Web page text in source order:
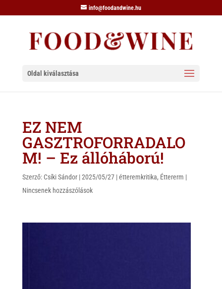
info@foodandwine.hu
Oldal kiválasztása
EZ NEM
GASZTROFORRADALO
M! – Ez állóháború!
Szerző: Csíki Sándor|2025/05/27|étteremkritika, Éttererm |
Nincsenek hozzászólások